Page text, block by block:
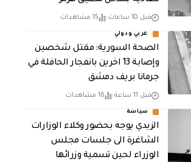
قبل 10 ساعات 15 مشاهدات
عربي ودولي
الصحة السورية: مقتل شخصين
وإصابة 13 اخرين بانفجار الحافلة في
جرمانا بريف دمشق
قبل 11 ساعة 16 مشاهدات
سياسة
الزيدي يوجه بحضور وكلاء الوزارات
الشاغرة الى جلسات مجلس
الوزراء لحين تسمية وزرائها